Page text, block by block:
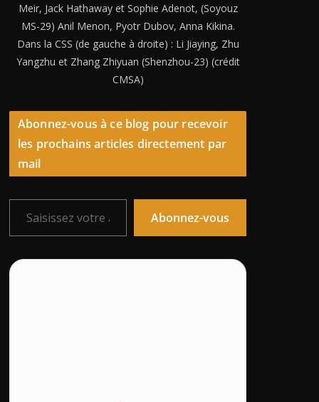
Meir, Jack Hathaway et Sophie Adenot, (Soyouz
MS-29) Anil Menon, Pyotr Dubov, Anna Kikina.
Dans la CSS (de gauche à droite) : Li Jiaying, Zhu
Yangzhu et Zhang Zhiyuan (Shenzhou-23) (crédit
CMSA)
Abonnez-vous à ce blog pour recevoir
les prochains articles directement par
mail
Saisissez votre adresse e-mail…
Abonnez-vous